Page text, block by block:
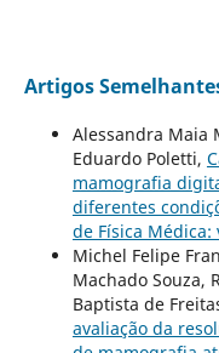
Artigos
Alessandra Maia
Eduardo Poletti,
mamografia
diferentes
de Física Médica:
Michel Felipe
Machado Souza,
Baptista de
avaliação da